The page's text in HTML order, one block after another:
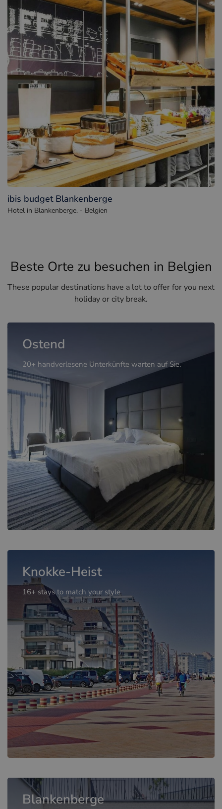
ibis budget Blankenberge
Hotel in Blankenberge. - Belgien
Beste Orte zu besuchen in Belgien
These popular destinations have a lot to offer for you next
holiday or city break.
Ostend
20+ handverlesene Unterkünfte warten auf Sie.
Knokke-Heist
16+ stays to match your style
Blankenberge